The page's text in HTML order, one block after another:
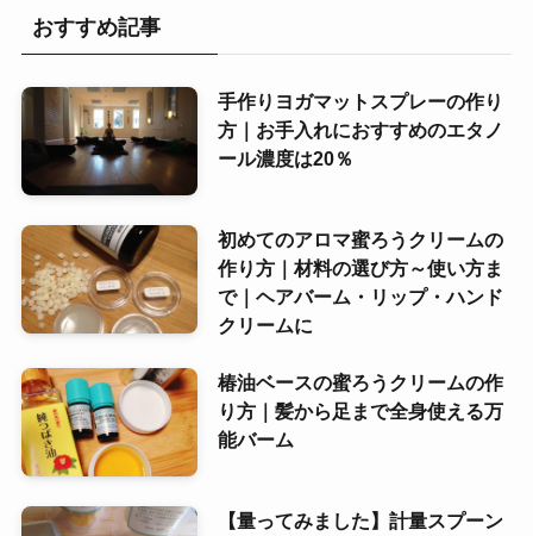
おすすめ記事
手作りヨガマットスプレーの作り
方｜お手入れにおすすめのエタノ
ール濃度は20％
初めてのアロマ蜜ろうクリームの
作り方｜材料の選び方～使い方ま
で｜ヘアバーム・リップ・ハンド
クリームに
椿油ベースの蜜ろうクリームの作
り方｜髪から足まで全身使える万
能バーム
【量ってみました】計量スプーン